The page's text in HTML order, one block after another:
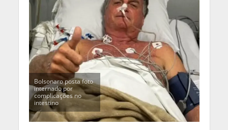
Bolsonaro posta foto
internado por
complicações no
intestino